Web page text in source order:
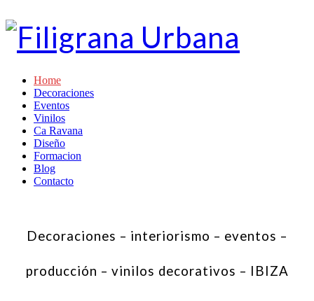
Home
Decoraciones
Eventos
Vinilos
Ca Ravana
Diseño
Formacion
Blog
Contacto
Decoraciones – interiorismo – eventos –
producción – vinilos decorativos – IBIZA